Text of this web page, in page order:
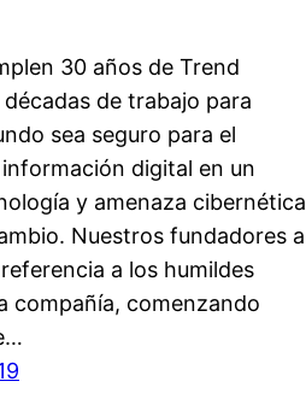
30 años de Trend
de trabajo para
sea seguro para el
digital en un
y amenaza cibernética
Nuestros fundadores a
a los humildes
compañía, comenzando